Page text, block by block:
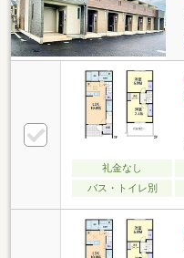
礼金なし
バス・トイレ別